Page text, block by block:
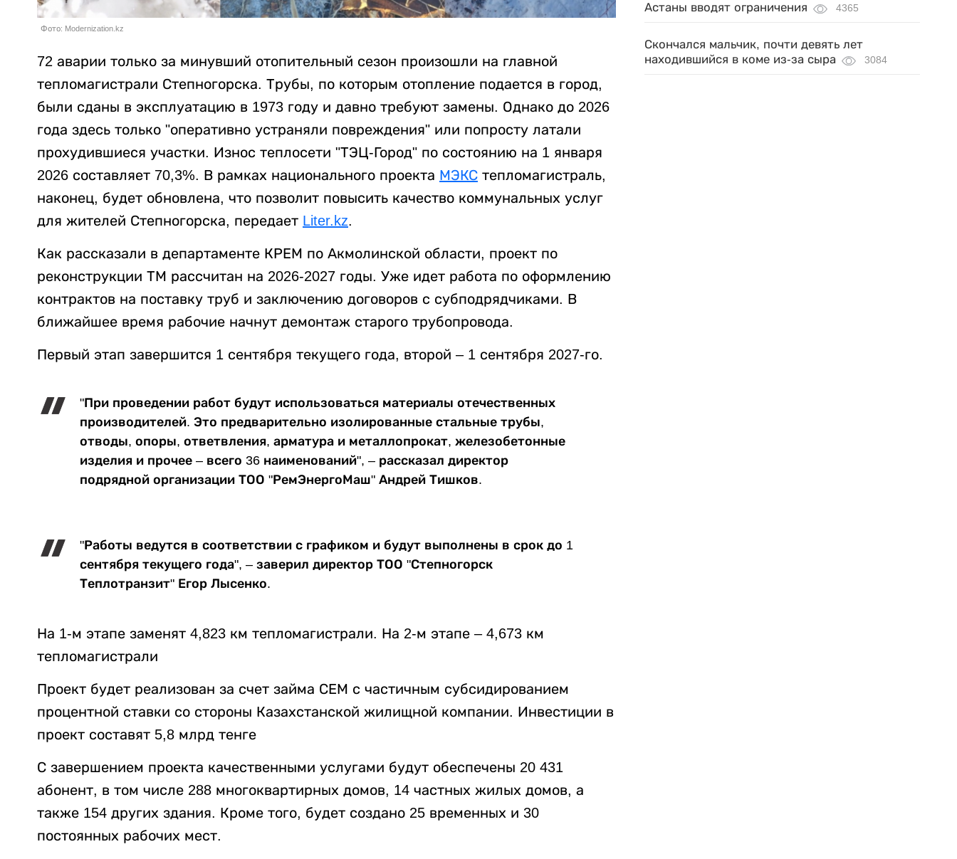
Фото: Modernization.kz
72 аварии только за минувший отопительный сезон произошли на главной
тепломагистрали Степногорска. Трубы, по которым отопление подается в город,
были сданы в эксплуатацию в 1973 году и давно требуют замены. Однако до 2026
года здесь только "оперативно устраняли повреждения" или попросту латали
прохудившиеся участки. Износ теплосети "ТЭЦ-Город" по состоянию на 1 января
2026 составляет 70,3%. В рамках национального проекта МЭКС тепломагистраль,
наконец, будет обновлена, что позволит повысить качество коммунальных услуг
для жителей Степногорска, передает Liter.kz.
Как рассказали в департаменте КРЕМ по Акмолинской области, проект по
реконструкции ТМ рассчитан на 2026-2027 годы. Уже идет работа по оформлению
контрактов на поставку труб и заключению договоров с субподрядчиками. В
ближайшее время рабочие начнут демонтаж старого трубопровода.
Первый этап завершится 1 сентября текущего года, второй – 1 сентября 2027-го.
"При проведении работ будут использоваться материалы отечественных
производителей. Это предварительно изолированные стальные трубы,
отводы, опоры, ответвления, арматура и металлопрокат, железобетонные
изделия и прочее – всего 36 наименований", – рассказал директор
подрядной организации ТОО "РемЭнергоМаш" Андрей Тишков.
"Работы ведутся в соответствии с графиком и будут выполнены в срок до 1
сентября текущего года", – заверил директор ТОО "Степногорск
Теплотранзит" Егор Лысенко.
На 1-м этапе заменят 4,823 км тепломагистрали. На 2-м этапе – 4,673 км
тепломагистрали
Проект будет реализован за счет займа СЕМ с частичным субсидированием
процентной ставки со стороны Казахстанской жилищной компании. Инвестиции в
проект составят 5,8 млрд тенге
С завершением проекта качественными услугами будут обеспечены 20 431
абонент, в том числе 288 многоквартирных домов, 14 частных жилых домов, а
также 154 других здания. Кроме того, будет создано 25 временных и 30
постоянных рабочих мест.
Астаны вводят ограничения
4365
Скончался мальчик, почти девять лет
находившийся в коме из-за сыра
3084